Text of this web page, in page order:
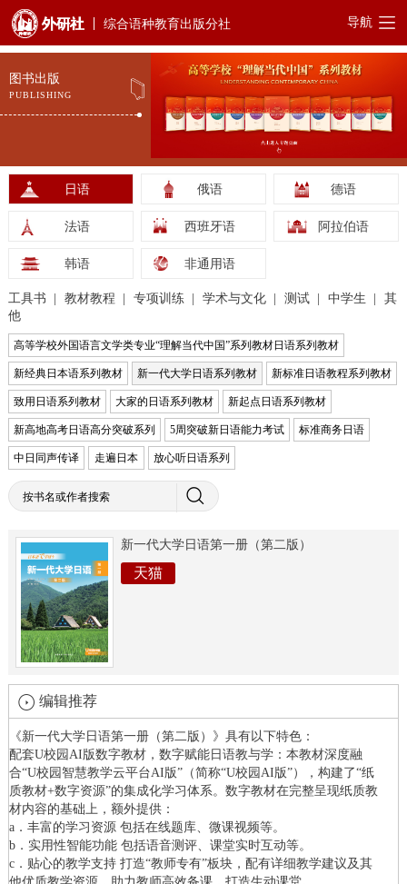
综合语种教育出版分社 导航
图书出版
PUBLISHING
日语 俄语 德语
法语 西班牙语 阿拉伯语
韩语 非通用语
工具书 教材教程 专项训练 学术与文化 测试 中学生
其
他
高等学校外国语言文学类专业“理解当代中国”系列教材日语系列教材
新经典日本语系列教材 新一代大学日语系列教材 新标准日语教程系列教材
致用日语系列教材 大家的日语系列教材 新起点日语系列教材
新高地高考日语高分突破系列 5周突破新日语能力考试 标准商务日语
中日同声传译 走遍日本 放心听日语系列
新一代大学日语第一册（第二版）
天猫
编辑推荐
《新一代大学日语第一册（第二版）》具有以下特色：
配套U校园AI版数字教材，数字赋能日语教与学：本教材深度融
合“U校园智慧教学云平台AI版”（简称“U校园AI版”），构建了“纸
质教材+数字资源”的集成化学习体系。数字教材在完整呈现纸质教
材内容的基础上，额外提供：
a．丰富的学习资源 包括在线题库、微课视频等。
b．实用性智能功能 包括语音测评、课堂实时互动等。
c．贴心的教学支持 打造“教师专有”板块，配有详细教学建议及其